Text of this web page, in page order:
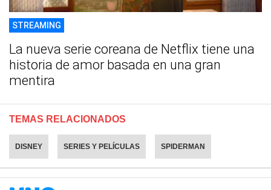
STREAMING
La nueva serie coreana de Netflix tiene una
historia de amor basada en una gran
mentira
TEMAS RELACIONADOS
DISNEY SERIES Y PELÍCULAS SPIDERMAN